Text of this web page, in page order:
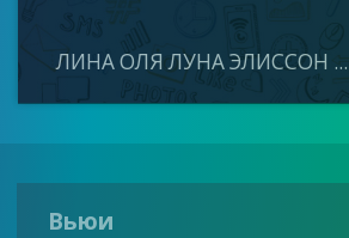
ЛИНА ОЛЯ ЛУНА ЭЛИССОН ...
Вьюи